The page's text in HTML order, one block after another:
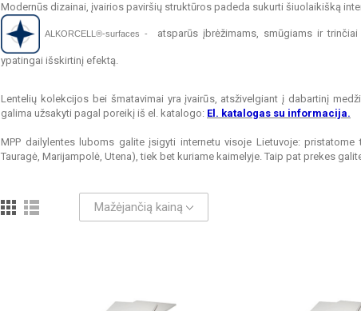
Modernūs dizainai, įvairios paviršių struktūros padeda sukurti šiuolaikišką
ALKORCELL®-surfaces - atsparūs įbrėžimams, smūgiams ir
ypatingai išskirtinį efektą.
Lentelių kolekcijos bei šmatavimai yra įvairūs, atsživelgiant į dabartinį
galima užsakyti pagal poreikį iš el. katalogo: El. katalogas su informacija.
MPP dailylentes luboms galite įsigyti internetu visoje Lietuvoje: pristatome
Tauragė, Marijampolė, Utena), tiek bet kuriame kaimelyje. Taip pat prekes
Mažėjančią kainą